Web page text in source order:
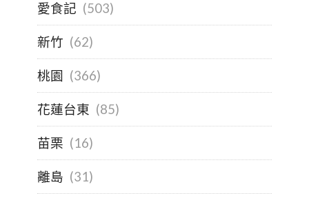
愛食記 (503)
新竹 (62)
桃園 (366)
花蓮台東 (85)
苗栗 (16)
離島 (31)